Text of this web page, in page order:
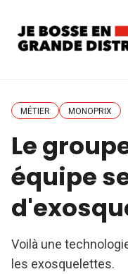
MÉTIER MONOPRIX
Le
équipe
Voilà une
les exosquelettes.